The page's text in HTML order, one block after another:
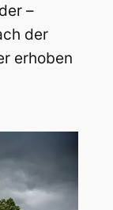
–
der
erhoben